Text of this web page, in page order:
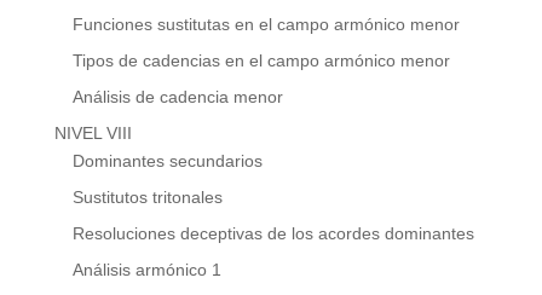
Funciones sustitutas en el campo armónico menor
Tipos de cadencias en el campo armónico menor
Análisis de cadencia menor
NIVEL VIII
Dominantes secundarios
Sustitutos tritonales
Resoluciones deceptivas de los acordes dominantes
Análisis armónico 1